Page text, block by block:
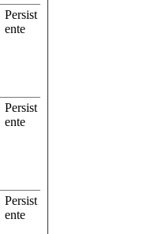
Persist
ente
Persist
ente
Persist
ente